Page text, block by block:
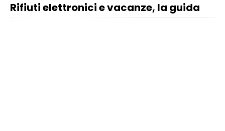
Rifiuti elettronici e vacanze, la guida